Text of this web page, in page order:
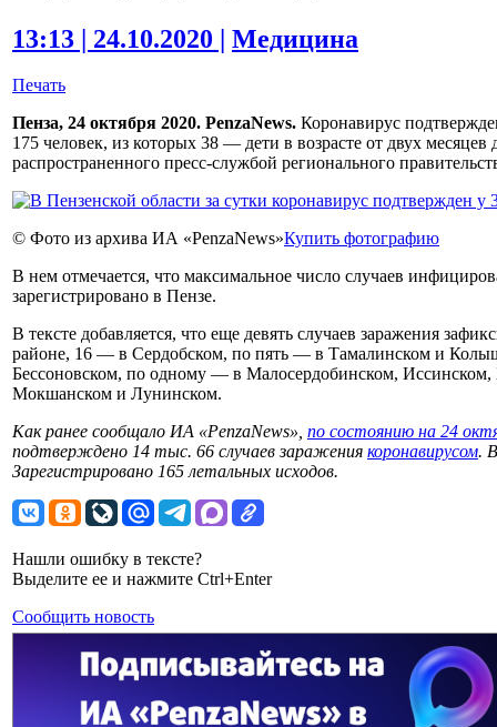
13:13 | 24.10.2020 | Медицина
Печать
Пенза, 24 октября 2020. PenzaNews. Коронавирус
175 человек, из которых 38 — дети в возрасте от двух месяцев
распространенного пресс-службой регионального
© Фото из архива ИА «PenzaNews»Купить фотографию
В нем отмечается, что максимальное число случаев
зарегистрировано в Пензе.
В тексте добавляется, что еще девять случаев заражения
районе, 16 — в Сердобском, по пять — в Тамалинском и
Бессоновском, по одному — в Малосердобинском,
Мокшанском и Лунинском.
Как ранее сообщало ИА «PenzaNews», по состоянию на 24
подтверждено 14 тыс. 66 случаев заражения коронавирусом.
Зарегистрировано 165 летальных исходов.
Нашли ошибку в тексте?
Выделите ее и нажмите Ctrl+Enter
Сообщить новость